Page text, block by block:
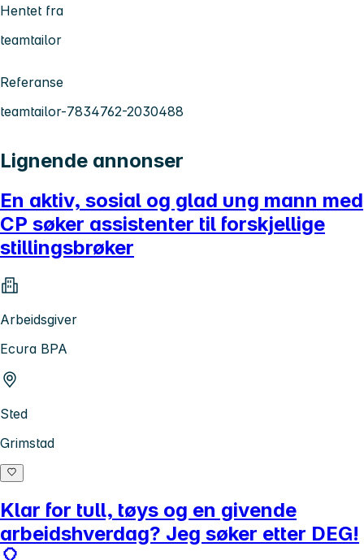
Hentet fra
teamtailor
Referanse
teamtailor-7834762-2030488
Lignende annonser
En aktiv, sosial og glad ung mann med
CP søker assistenter til forskjellige
stillingsbrøker
Arbeidsgiver
Ecura BPA
Sted
Grimstad
Klar for tull, tøys og en givende
arbeidshverdag? Jeg søker etter DEG!